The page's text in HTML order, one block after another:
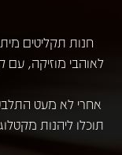
לאוהבי מוזיקה, עם
אחרי לא מעט
תוכלו ליהנות